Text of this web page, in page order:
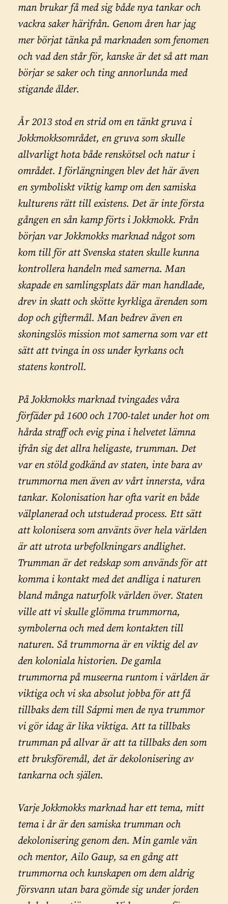
man brukar få med sig både nya tankar och
vackra saker härifrån. Genom åren har jag
mer börjat tänka på marknaden som fenomen
och vad den står för, kanske är det så att man
börjar se saker och ting annorlunda med
stigande ålder.
År 2013 stod en strid om en tänkt gruva i
Jokkmokksområdet, en gruva som skulle
allvarligt hota både renskötsel och natur i
området. I förlängningen blev det här även
en symboliskt viktig kamp om den samiska
kulturens rätt till existens. Det är inte första
gången en sån kamp förts i Jokkmokk. Från
början var Jokkmokks marknad något som
kom till för att Svenska staten skulle kunna
kontrollera handeln med samerna. Man
skapade en samlingsplats där man handlade,
drev in skatt och skötte kyrkliga ärenden som
dop och giftermål. Man bedrev även en
skoningslös mission mot samerna som var ett
sätt att tvinga in oss under kyrkans och
statens kontroll.
På Jokkmokks marknad tvingades våra
förfäder på 1600 och 1700-talet under hot om
hårda straff och evig pina i helvetet lämna
ifrån sig det allra heligaste, trumman. Det
var en stöld godkänd av staten, inte bara av
trummorna men även av vårt innersta, våra
tankar. Kolonisation har ofta varit en både
välplanerad och utstuderad process. Ett sätt
att kolonisera som använts över hela världen
är att utrota urbefolkningars andlighet.
Trumman är det redskap som används för att
komma i kontakt med det andliga i naturen
bland många naturfolk världen över. Staten
ville att vi skulle glömma trummorna,
symbolerna och med dem kontakten till
naturen. Så trummorna är en viktig del av
den koloniala historien. De gamla
trummorna på museerna runtom i världen är
viktiga och vi ska absolut jobba för att få
tillbaks dem till Sápmi men de nya trummor
vi gör idag är lika viktiga. Att ta tillbaks
trumman på allvar är att ta tillbaks den som
ett bruksföremål, det är dekolonisering av
tankarna och själen.
Varje Jokkmokks marknad har ett tema, mitt
tema i år är den samiska trumman och
dekolonisering genom den. Min gamle vän
och mentor, Ailo Gaup, sa en gång att
trummorna och kunskapen om dem aldrig
försvann utan bara gömde sig under jorden